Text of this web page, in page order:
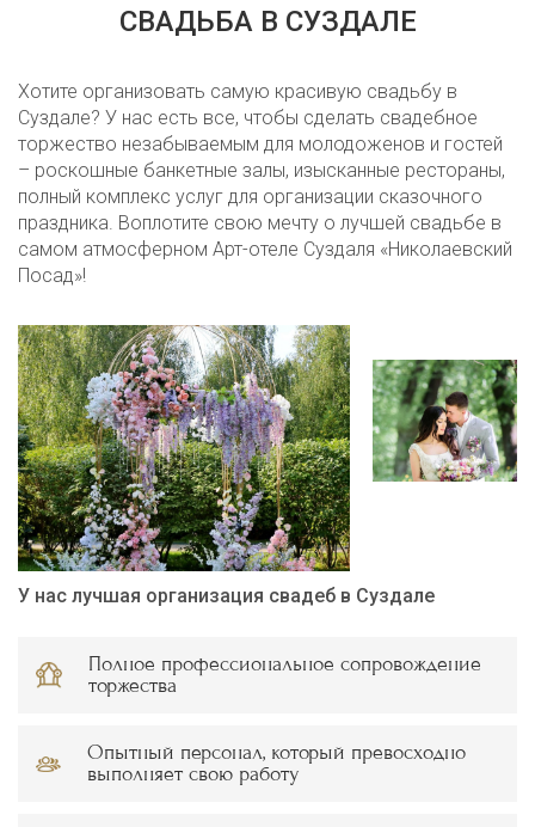
СВАДЬБА В СУЗДАЛЕ
Хотите организовать самую красивую свадьбу в
Суздале? У нас есть все, чтобы сделать свадебное
торжество незабываемым для молодоженов и гостей
– роскошные банкетные залы, изысканные рестораны,
полный комплекс услуг для организации сказочного
праздника. Воплотите свою мечту о лучшей свадьбе в
самом атмосферном Арт-отеле Суздаля «Николаевский
Посад»!
У нас лучшая организация свадеб в Суздале
Полное профессиональное сопровождение
торжества
Опытный персонал, который превосходно
выполняет свою работу